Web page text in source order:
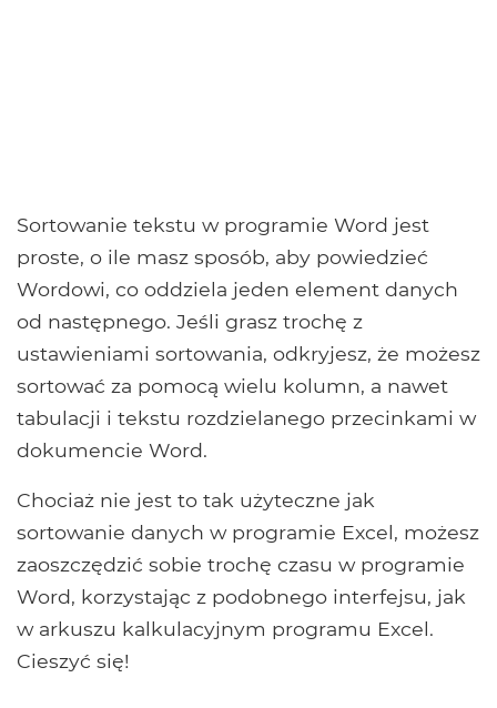
Sortowanie tekstu w programie Word jest
proste, o ile masz sposób, aby powiedzieć
Wordowi, co oddziela jeden element danych
od następnego. Jeśli grasz trochę z
ustawieniami sortowania, odkryjesz, że możesz
sortować za pomocą wielu kolumn, a nawet
tabulacji i tekstu rozdzielanego przecinkami w
dokumencie Word.
Chociaż nie jest to tak użyteczne jak
sortowanie danych w programie Excel, możesz
zaoszczędzić sobie trochę czasu w programie
Word, korzystając z podobnego interfejsu, jak
w arkuszu kalkulacyjnym programu Excel.
Cieszyć się!